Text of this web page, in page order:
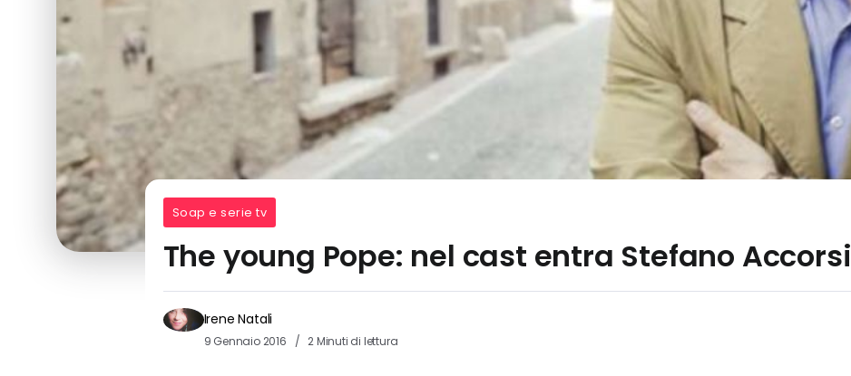
Soap e serie tv
The young Pope: nel cast entra Stefano Accorsi
Irene Natali
9 Gennaio 2016 2 Minuti di lettura